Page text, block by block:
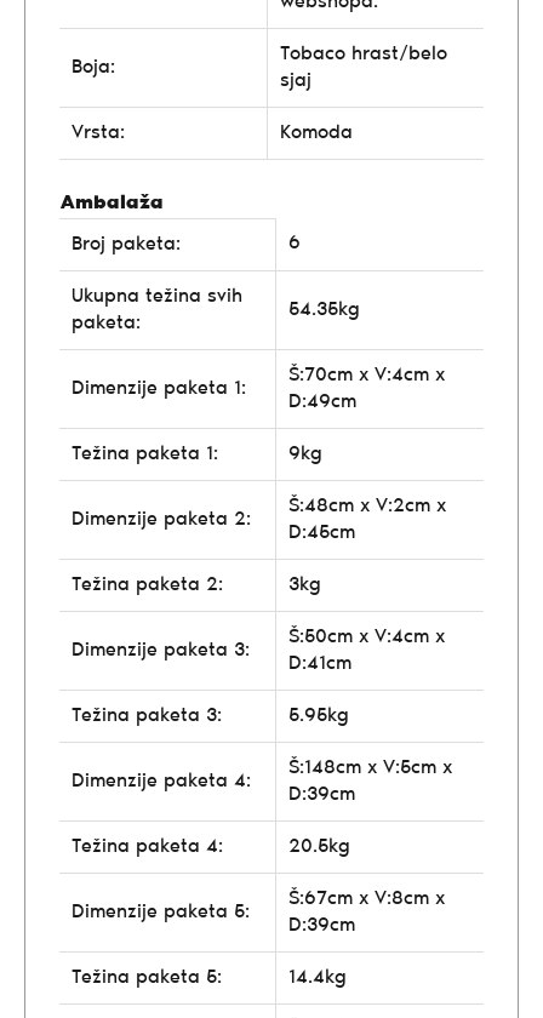
Boja:
Tobaco hrast/belo
sjaj
Vrsta: Komoda
Ambalaža
Broj paketa:
6
Ukupna težina svih
paketa:
54.35kg
Dimenzije paketa 1:
Š:70cm x V:4cm x
D:49cm
Težina paketa 1: 9kg
Dimenzije paketa 2:
Š:48cm x V:2cm x
D:45cm
Težina paketa 2: 3kg
Dimenzije paketa 3:
Š:50cm x V:4cm x
D:41cm
Težina paketa 3: 5.95kg
Dimenzije paketa 4:
Š:148cm x V:5cm x
D:39cm
Težina paketa 4: 20.5kg
Dimenzije paketa 5:
Š:67cm x V:8cm x
D:39cm
Težina paketa 5: 14.4kg